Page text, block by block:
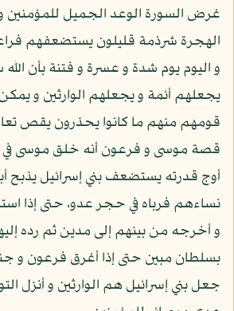
غرض السورة الوعد الجميل
الهجرة شرذمة قليلون يستضعفهم
و اليوم يوم شدة و عسرة و فتنة بأن
يجعلهم أئمة و يجعلهم الوارثين و
قومهم منهم ما كانوا يحذرون يقص
قصة موسى و فرعون أنه خلق موسى في
أوج قدرته يستضعف بني إسرائيل يذبح
نساءهم فرباه في حجر عدو، حتى إذا
و أخرجه من بينهم إلى مدين ثم رده
بسلطان مبين حتى إذا أغرق فرعون و
جعل بني إسرائيل هم الوارثين و أنزل